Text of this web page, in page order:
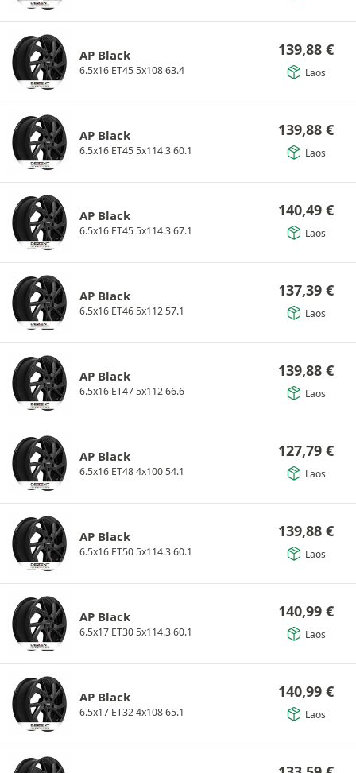
AP Black
6.5x16 ET45 5x108 63.4
139,88 €
Laos
AP Black
6.5x16 ET45 5x114.3 60.1
139,88 €
Laos
AP Black
6.5x16 ET45 5x114.3 67.1
140,49 €
Laos
AP Black
6.5x16 ET46 5x112 57.1
137,39 €
Laos
AP Black
6.5x16 ET47 5x112 66.6
139,88 €
Laos
AP Black
6.5x16 ET48 4x100 54.1
127,79 €
Laos
AP Black
6.5x16 ET50 5x114.3 60.1
139,88 €
Laos
AP Black
6.5x17 ET30 5x114.3 60.1
140,99 €
Laos
AP Black
6.5x17 ET32 4x108 65.1
140,99 €
Laos